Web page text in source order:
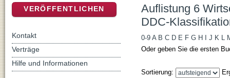
Auflistung 6
DDC-
0-9 A B C D E F G H J K L
Oder geben Sie die ersten
Sortierung:
VERÖFFENTLICHEN
Kontakt
Verträge
Hilfe und Informationen